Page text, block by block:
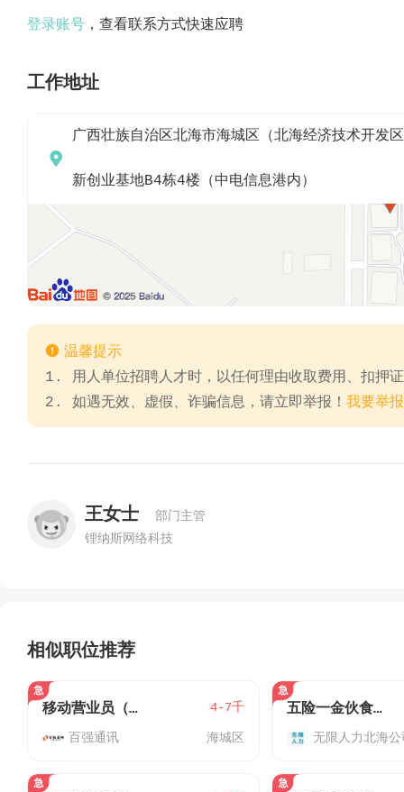
登录账号 ，查看联系方式快速应聘
工作地址

广西壮族自治区北海市海城区（北海经济技术开
新创业基地B4栋4楼（中电信息港内）
 温馨提示
1. 用人单位招聘人才时，以任何理由收取费用、扣押
2. 如遇无效、虚假、诈骗信息，请立即举报！ 我要举报
王女士
部门主管
锂纳斯网络科技
相似职位推荐
移动营业员（海城区/银海区）-月休8天 4-7千
百强通讯 海城区
五险一金伙食补贴500工业园电子厂急招技术员
无限人力北海公